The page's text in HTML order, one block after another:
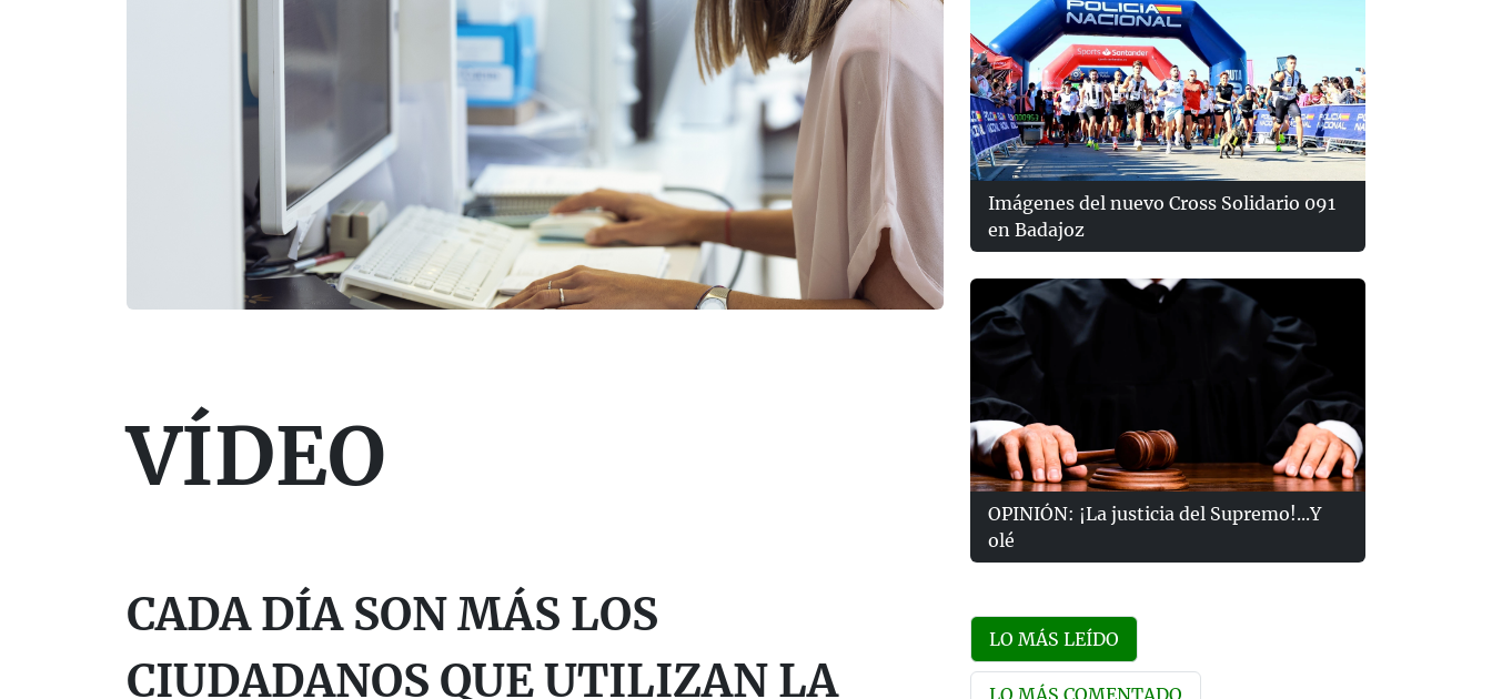
VÍDEO
CADA DÍA SON MÁS LOS
CIUDADANOS QUE UTILIZAN LA
Imágenes del nuevo Cross Solidario 091
en Badajoz
OPINIÓN: ¡La justicia del Supremo!...Y
olé
LO MÁS LEÍDO